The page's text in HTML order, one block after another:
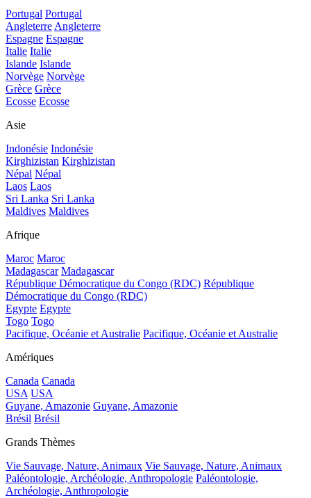
Portugal Portugal
Angleterre Angleterre
Espagne Espagne
Italie Italie
Islande Islande
Norvège Norvège
Grèce Grèce
Ecosse Ecosse
Asie
Indonésie Indonésie
Kirghizistan Kirghizistan
Népal Népal
Laos Laos
Sri Lanka Sri Lanka
Maldives Maldives
Afrique
Maroc Maroc
Madagascar Madagascar
République Démocratique du Congo (RDC) République
Démocratique du Congo (RDC)
Egypte Egypte
Togo Togo
Pacifique, Océanie et Australie Pacifique, Océanie et Australie
Amériques
Canada Canada
USA USA
Guyane, Amazonie Guyane, Amazonie
Brésil Brésil
Grands Thèmes
Vie Sauvage, Nature, Animaux Vie Sauvage, Nature, Animaux
Paléontologie, Archéologie, Anthropologie Paléontologie,
Archéologie, Anthropologie